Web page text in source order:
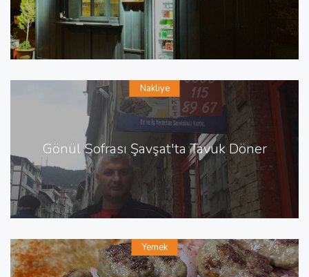
Gönül Sofrası Şavşat'ta Tavuk Döner
Nakliye
Yemek